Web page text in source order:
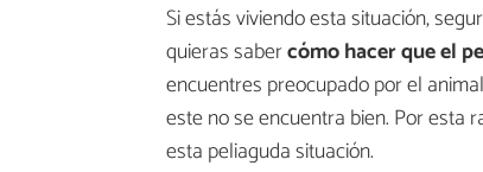
Si estás viviendo esta situación,
quieras sabercómo hacer que el
encuentres preocupado por el
este no se encuentra bien. Por esta
esta peliaguda situación.